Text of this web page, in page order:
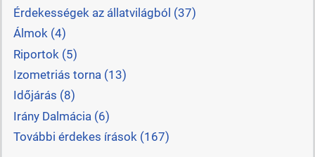
Érdekességek az állatvilágból (37)
Álmok (4)
Riportok (5)
Izometriás torna (13)
Időjárás (8)
Irány Dalmácia (6)
További érdekes írások (167)